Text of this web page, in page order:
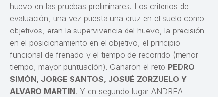
huevo en las pruebas preliminares. Los criterios de
evaluación, una vez puesta una cruz en el suelo como
objetivos, eran la supervivencia del huevo, la precisión
en el posicionamiento en el objetivo, el principio
funcional de frenado y el tiempo de recorrido (menor
tiempo, mayor puntuación). Ganaron el reto PEDRO
SIMÓN, JORGE SANTOS, JOSUÉ ZORZUELO Y
ALVARO MARTIN. Y en segundo lugar ANDREA